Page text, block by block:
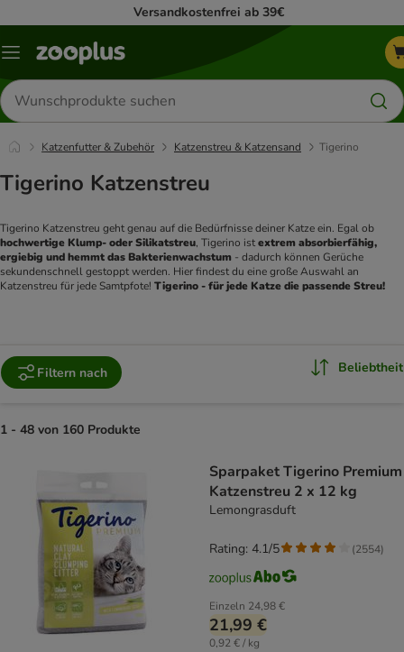
Versandkostenfrei ab 39€
Menü
Produkte
suchen
Katzenfutter & Zubehör Katzenstreu & Katzensand Tigerino
Tigerino Katzenstreu
hochwertige Klump- oder Silikatstreu, Tigerino ist extrem absorbierfähig,
ergiebig und hemmt das Bakterienwachstum - dadurch können Gerüche
sekundenschnell gestoppt werden. Hier findest du eine große Auswahl an
Katzenstreu für jede Samtpfote! Tigerino - für jede Katze die passende Streu!
Filtern nach Beliebtheit
1 - 48 von 160 Produkte
Sparpaket Tigerino Premium
Katzenstreu 2 x 12 kg
Lemongrasduft
Einzeln 24,98 €
21,99 €
0,92 € / kg
Rating: 4.1/5 (2554)